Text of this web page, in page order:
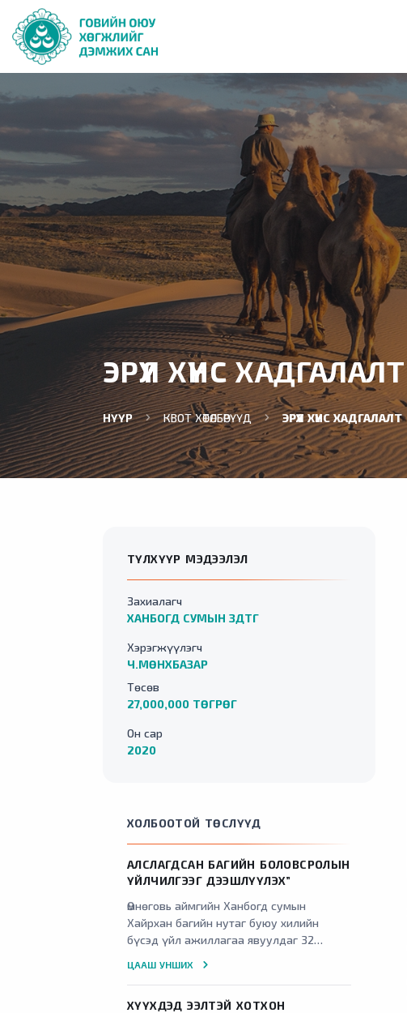
ЭРҮҮЛ ХҮНС ХАДГАЛАЛТ
НҮҮР КВОТ ХӨТӨЛБӨРҮҮД ЭРҮҮЛ ХҮНС ХАДГАЛАЛТ
ТҮЛХҮҮР МЭДЭЭЛЭЛ
Захиалагч
ХАНБОГД СУМЫН ЗДТГ
Хэрэгжүүлэгч
Ч.МӨНХБАЗАР
Төсөв
27,000,000 ТӨГРӨГ
Он сар
2020
ХОЛБООТОЙ ТӨСЛҮҮД
АЛСЛАГДСАН БАГИЙН БОЛОВСРОЛЫН
ҮЙЛЧИЛГЭЭГ ДЭЭШЛҮҮЛЭХ”
Өмнөговь аймгийн Ханбогд сумын
Хайрхан багийн нутаг буюу хилийн
бүсэд үйл ажиллагаа явуулдаг 32
төвөөс 350 км, Ханбогд сумын төвөөс
байгуулагдаж бүлгийн багш 2, туслах
ЦААШ УНШИХ
ХҮҮХДЭД ЭЭЛТЭЙ ХОТХОН